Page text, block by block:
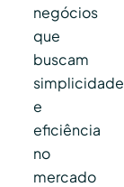
negócios
que
buscam
simplicidade
e
eficiência
no
mercado